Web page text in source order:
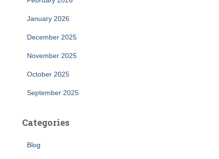
January 2026
December 2025
November 2025
October 2025
September 2025
Categories
Blog